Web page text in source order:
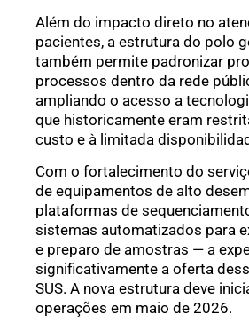
Além do impacto direto no
pacientes, a estrutura do polo
também permite padronizar
processos dentro da rede
ampliando o acesso a
que historicamente eram
custo e à limitada
Com o fortalecimento do
de equipamentos de alto
plataformas de
sistemas automatizados para
e preparo de amostras — a
significativamente a oferta
SUS. A nova estrutura deve
operações em maio de 2026.